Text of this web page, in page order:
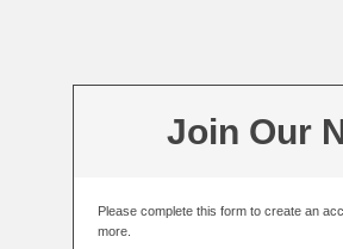
Join Our
Please complete this form to create an
more.